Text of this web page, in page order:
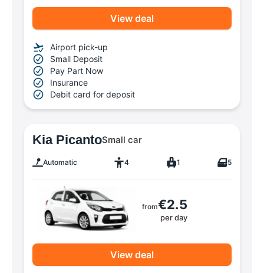
View deal
Airport pick-up
Small Deposit
Pay Part Now
Insurance
Debit card for deposit
Kia PicantoSmall car
Automatic 4 1 5
from€2.5
per day
View deal